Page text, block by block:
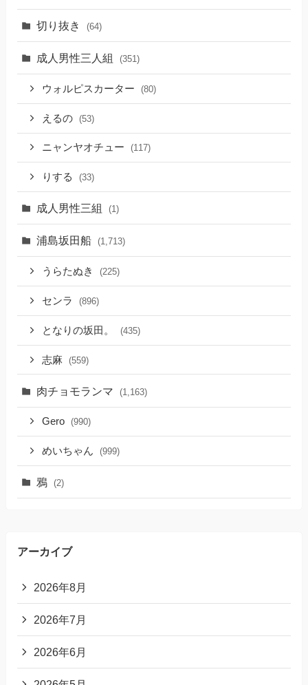
切り抜き (64)
成人男性三人組 (351)
ウォルピスカーター (80)
えるの (53)
ニャンヤオチュー (117)
りする (33)
成人男性三組 (1)
浦島坂田船 (1,713)
うらたぬき (225)
センラ (896)
となりの坂田。 (435)
志麻 (559)
肉チョモランマ (1,163)
Gero (990)
めいちゃん (999)
鴉 (2)
アーカイブ
2026年8月
2026年7月
2026年6月